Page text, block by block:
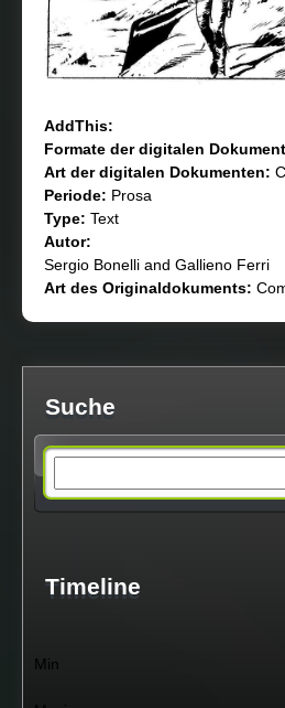
AddThis:
Formate der digitalen
Art der digitalen Dokumenten:
Periode: Prosa
Type: Text
Autor:
Sergio Bonelli and Gallieno Ferri
Art des Originaldokuments:
Suche
a
Timeline
Min